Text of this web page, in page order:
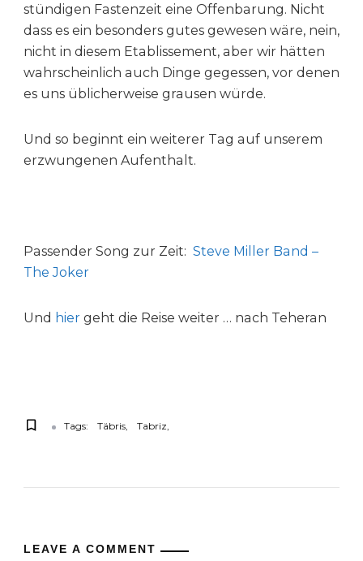
stündigen Fastenzeit eine Offenbarung. Nicht
dass es ein besonders gutes gewesen wäre, nein,
nicht in diesem Etablissement, aber wir hätten
wahrscheinlich auch Dinge gegessen, vor denen
es uns üblicherweise grausen würde.
Und so beginnt ein weiterer Tag auf unserem
erzwungenen Aufenthalt.
Passender Song zur Zeit: Steve Miller Band –
The Joker
Und hier geht die Reise weiter … nach Teheran
Tags: Täbris Tabriz
LEAVE A COMMENT